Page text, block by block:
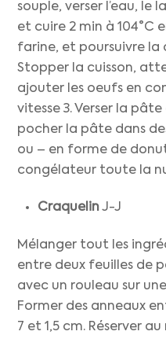
souple, verser l’eau, le
et cuire 2 min à 104°C
farine, et poursuivre la
Stopper la cuisson,
ajouter les oeufs en
vitesse 3. Verser la
pocher la pâte dans
ou – en forme de
congélateur toute la
CraquelinJ-J
Mélanger tout les
entre deux feuilles de
avec un rouleau sur
Former des anneaux
7 et 1,5 cm. Réserver